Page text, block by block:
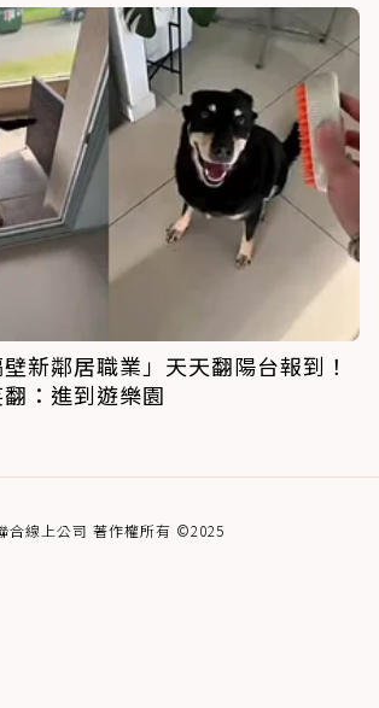
新鄰居職業」天天翻陽台報到！
：進到遊樂園
合線上公司 著作權所有 ©2025